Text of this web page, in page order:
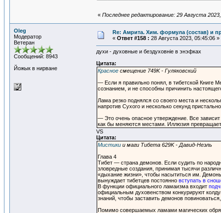
« Последнее редактирование: 29 Августа
Oleg
Модератор
Ветеран
Сообщений: 8943
Йожык в нирване
Re: Амрита. Хим. формула (состав) и
« Ответ #158 : 28 Августа 2023, 05:45:06 »
духи - духовные и бездуховнiе в энэфках
Цитата:
Красное смещение 749K - Гуляковский
— Если я правильно понял, в тибетской Книге
сознанием, и не способны причинить
Лама резко поднялся со своего места и
напротив Сухого и несколько секунд
— Это очень опасное утверждение. Все
как бы меняются местами. Иллюзия
VS
Цитата:
Мистики и маги Тибета 629K - Давид-Неэль
Глава 4
Тибет — страна демонов. Если судить по
зловредные создания, принимая тысячи
«дыхание жизни», чтобы насытиться им.
вынуждает тибетцев постоянно вступать в
В функции официального ламаизма входит
официальным духовенством конкурируют
знаний, чтобы заставить демонов
Помимо совершаемых ламами магических